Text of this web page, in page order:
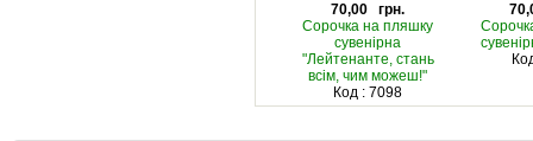
70,00 грн.
Сорочка на пляшку
сувенірна
"Лейтенанте, стань
всім, чим можеш!"
Код : 7098